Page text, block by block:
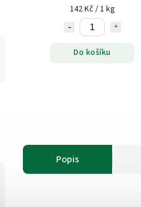
142 Kč / 1 kg
Do košíku
Popis